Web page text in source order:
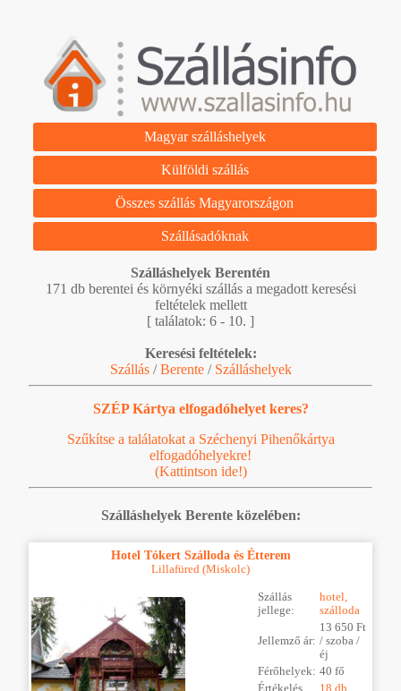
Magyar szálláshelyek
Külföldi szállás
Összes szállás Magyarországon
Szállásadóknak
Szálláshelyek Berentén
171 db berentei és környéki szállás a megadott keresési
feltételek mellett
[ találatok: 6 - 10. ]
Keresési feltételek:
Szállás/Berente/ Szálláshelyek
SZÉP Kártya elfogadóhelyet keres?
Szűkítse a találatokat a Széchenyi Pihenőkártya
elfogadóhelyekre!
(Kattintson ide!)
Szálláshelyek Berente közelében:
Hotel Tókert Szálloda és Étterem
Lillafüred (Miskolc)
Szállás
jellege:
hotel,
szálloda
Jellemző ár:
13 650 Ft
/ szoba /
éj
Férőhelyek: 40 fő